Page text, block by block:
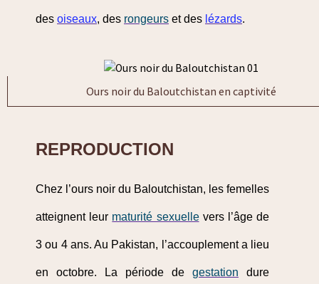
des oiseaux, des rongeurs et des lézards.
Ours noir du Baloutchistan en captivité
REPRODUCTION
Chez l’ours noir du Baloutchistan, les femelles
atteignent leur maturité sexuellevers l’âge de
3 ou 4 ans. Au Pakistan, l’accouplement a lieu
en octobre. La période de gestation dure